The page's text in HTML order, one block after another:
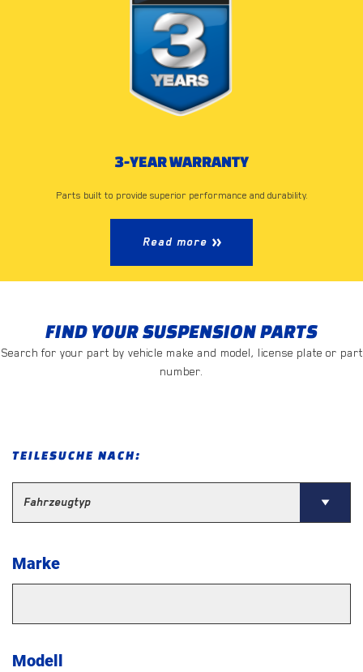
3-YEAR WARRANTY
Parts built to provide superior performance and durability.
Read more
FIND YOUR SUSPENSION PARTS
Search for your part by vehicle make and model, license plate or part
number.
TEILESUCHE NACH:
Marke
Modell